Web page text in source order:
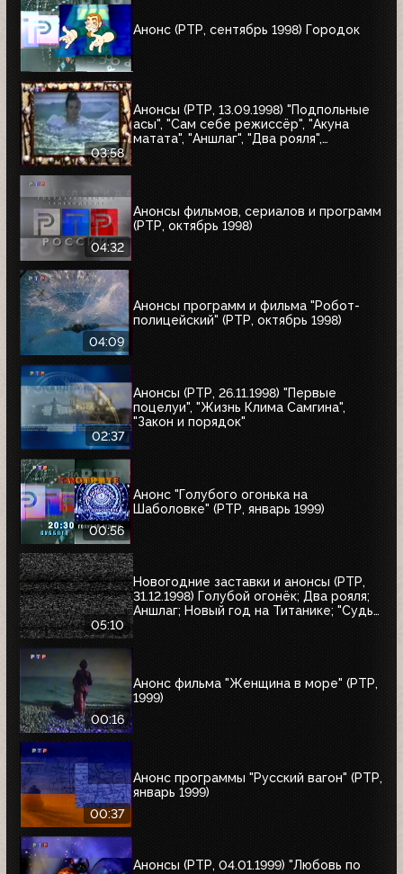
Анонс (РТР, сентябрь 1998) Городок
03:58
Анонсы (РТР, 13.09.1998) "Подпольные
асы", "Сам себе режиссёр", "Акуна
матата", "Аншлаг", "Два рояля",
04:32
Анонсы фильмов, сериалов и программ
(РТР, октябрь 1998)
04:09
Анонсы программ и фильма "Робот-
полицейский" (РТР, октябрь 1998)
02:37
Анонсы (РТР, 26.11.1998) "Первые
поцелуи", "Жизнь Клима Самгина",
"Закон и порядок"
00:56
Анонс "Голубого огонька на
Шаболовке" (РТР, январь 1999)
05:10
Новогодние заставки и анонсы (РТР,
31.12.1998) Голубой огонёк; Два рояля;
Аншлаг; Новый год на Титанике; "Судья
00:16
Анонс фильма "Женщина в море" (РТР,
1999)
00:37
Анонс программы "Русский вагон" (РТР,
январь 1999)
Анонсы (РТР, 04.01.1999) "Любовь по